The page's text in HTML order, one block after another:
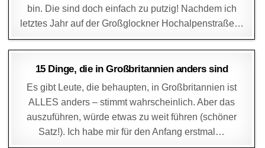
bin. Die sind doch einfach zu putzig! Nachdem ich
letztes Jahr auf der Großglockner Hochalpenstraße…
DAGMAR 16. SEPTEMBER 2014
15 Dinge, die in Großbritannien anders sind
Es gibt Leute, die behaupten, in Großbritannien ist
ALLES anders – stimmt wahrscheinlich. Aber das
auszuführen, würde etwas zu weit führen (schöner
Satz!). Ich habe mir für den Anfang erstmal…